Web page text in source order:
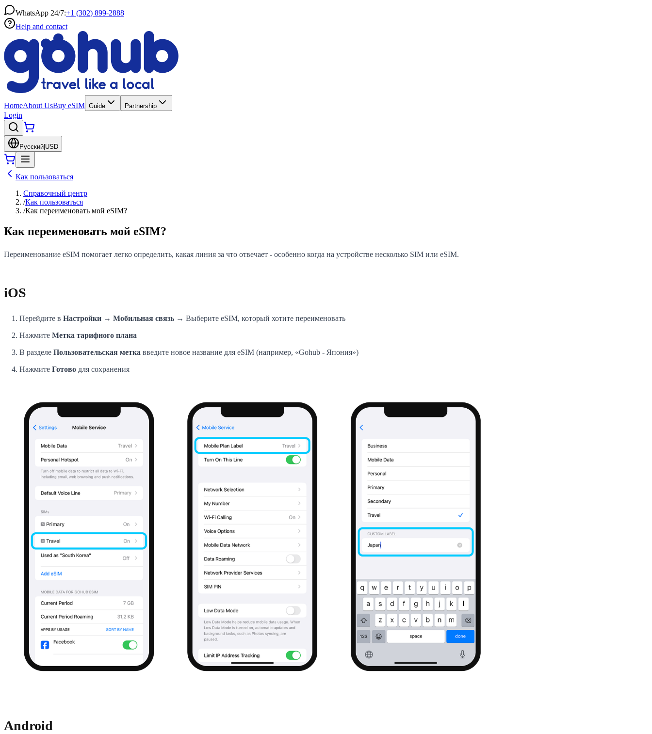
WhatsApp 24/7:+1 (302) 899-2888
Help and contact
HomeAbout UsBuy eSIM Guide Partnership
Login
Русский USD
Как пользоваться
Справочный центр
/Как пользоваться
/Как переименовать мой eSIM?
Как переименовать мой eSIM?
Переименование eSIM помогает легко определить, какая линия за что отвечает - особенно когда на устройстве несколько SIM или eSIM.
iOS
Перейдите в Настройки → Мобильная связь → Выберите eSIM, который хотите переименовать
Нажмите Метка тарифного плана
В разделе Пользовательская метка введите новое название для eSIM (например, «Gohub - Япония»)
Нажмите Готово для сохранения
Android